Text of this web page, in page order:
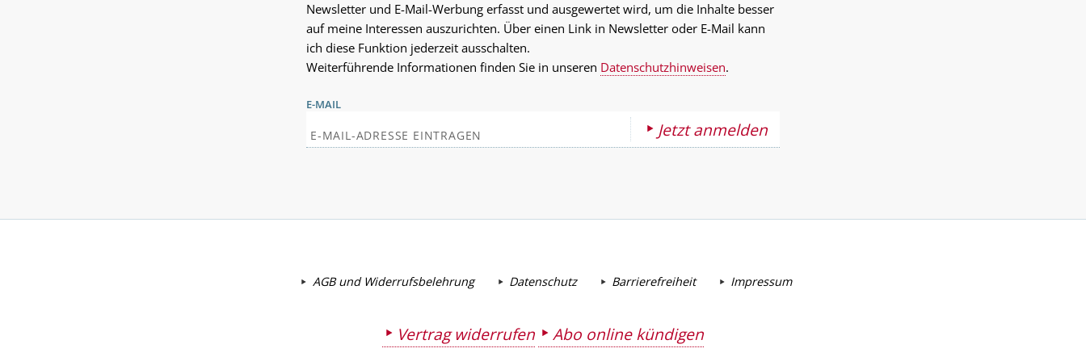
Newsletter und E-Mail-Werbung erfasst und ausgewertet wird, um die Inhalte besser
auf meine Interessen auszurichten. Über einen Link in Newsletter oder E-Mail kann
ich diese Funktion jederzeit ausschalten.
Weiterführende Informationen finden Sie in unseren Datenschutzhinweisen.
E-MAIL
Jetzt anmelden
AGB und Widerrufsbelehrung Datenschutz Barrierefreiheit Impressum
Vertrag widerrufen Abo online kündigen